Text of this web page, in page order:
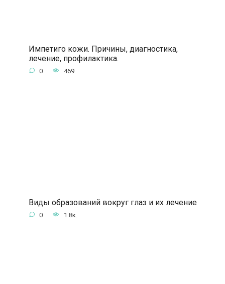
Импетиго кожи. Причины, диагностика,
лечение, профилактика.
0 469
Виды образований вокруг глаз и их лечение
0 1.8к.